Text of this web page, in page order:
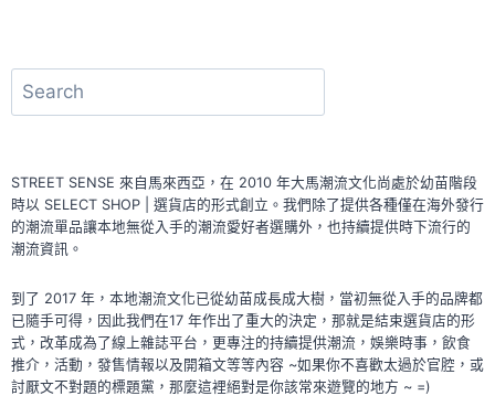
搜
尋
STREET SENSE 來自馬來西亞，在 2010 年大馬潮流文化尚處於幼苗階段
時以 SELECT SHOP | 選貨店的形式創立。我們除了提供各種僅在海外發行
的潮流單品讓本地無從入手的潮流愛好者選購外，也持續提供時下流行的
潮流資訊。
到了 2017 年，本地潮流文化已從幼苗成長成大樹，當初無從入手的品牌都
已隨手可得，因此我們在17 年作出了重大的決定，那就是結束選貨店的形
式，改革成為了線上雜誌平台，更專注的持續提供潮流，娛樂時事，飲食
推介，活動，發售情報以及開箱文等等內容 ~如果你不喜歡太過於官腔，或
討厭文不對題的標題黨，那麼這裡絕對是你該常來遊覽的地方 ~ =)